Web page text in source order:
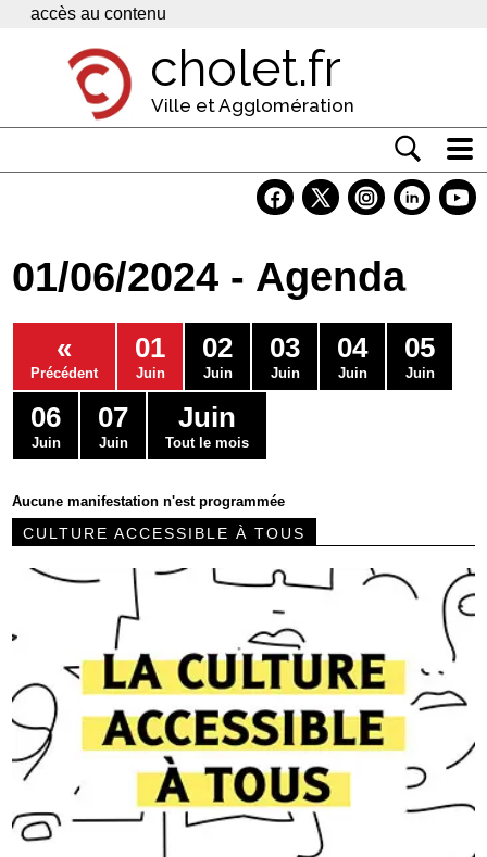
Panneau de gestion des cookies
accès au contenu
cholet.fr
Ville et Agglomération
Economie
Services
Contacts
01/06/2024 - Agenda
«
Précédent
01
Juin
02
Juin
03
Juin
04
Juin
05
Juin
06
Juin
07
Juin
Juin
Tout le mois
Aucune manifestation n'est programmée
CULTURE ACCESSIBLE À TOUS